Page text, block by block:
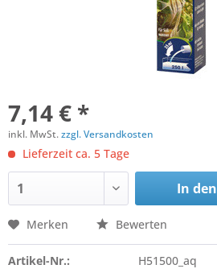
7,14 € *
inkl. MwSt.zzgl. Versandkosten
Lieferzeit ca. 5 Tage
In den
Merken Bewerten
Artikel-Nr.: H51500_aq